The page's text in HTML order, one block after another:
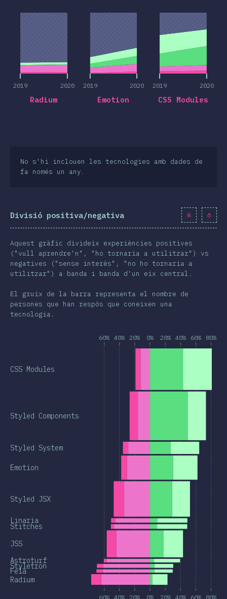
2019 2020
Radium
2019 2020
Emotion
2019 2020
CSS Modules
No s'hi inclouen les tecnologies amb dades de
fa només un any.
Divisió positiva/negativa
Aquest gràfic divideix experiències positives
("vull aprendre'n", "ho tornaria a utilitzar") vs
negatives ("sense interès", "no ho tornaria a
utilitzar") a banda i banda d'un eix central.
El gruix de la barra representa el nombre de
persones que han respòs que coneixen una
tecnologia.
60% 40% 20% 0% 20% 40% 60% 80%
60% 40% 20% 0% 20% 40% 60% 80%
CSS Modules
Styled Components
Styled System
Emotion
Styled JSX
Linaria
Stitches
JSS
Astroturf
Styletron
Fela
Radium